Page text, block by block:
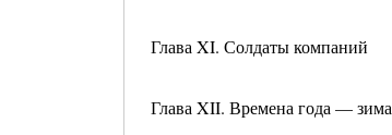
Глава XI. Солдаты компаний
Глава XII. Времена года — зима